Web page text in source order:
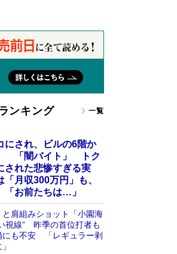
ンキング 一覧
にされ、ビルの6階か
「闇バイト」 トク
された悲惨すぎる実
月収300万円」も、
「お前たちは…」
と肩組みショット「小園海
視線” 昨季の首位打者も
にも不安 「レギュラー剥